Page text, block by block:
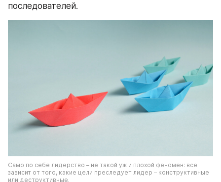
последователей.
Само по себе лидерство – не такой уж и плохой феномен: все
зависит от того, какие цели преследует лидер – конструктивные
или деструктивные.